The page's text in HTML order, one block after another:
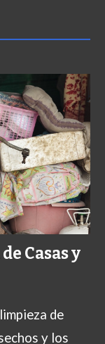
Casas y
de
y los